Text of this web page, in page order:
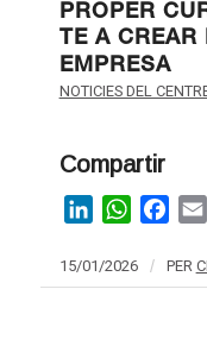
PROPER
TE A CREAR
EMPRESA
NOTICIES DEL
Compartir
LinkedIn
15/01/2026 / PER